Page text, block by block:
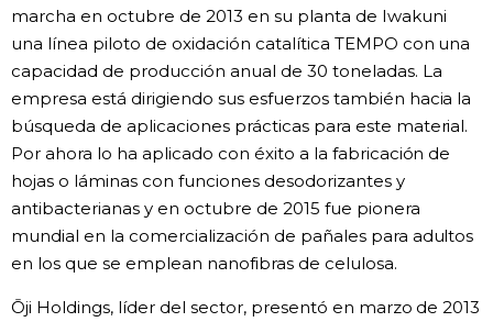
marcha en octubre de 2013 en su planta de Iwakuni
una línea piloto de oxidación catalítica TEMPO con una
capacidad de producción anual de 30 toneladas. La
empresa está dirigiendo sus esfuerzos también hacia la
búsqueda de aplicaciones prácticas para este material.
Por ahora lo ha aplicado con éxito a la fabricación de
hojas o láminas con funciones desodorizantes y
antibacterianas y en octubre de 2015 fue pionera
mundial en la comercialización de pañales para adultos
en los que se emplean nanofibras de celulosa.
Ōji Holdings, líder del sector, presentó en marzo de 2013